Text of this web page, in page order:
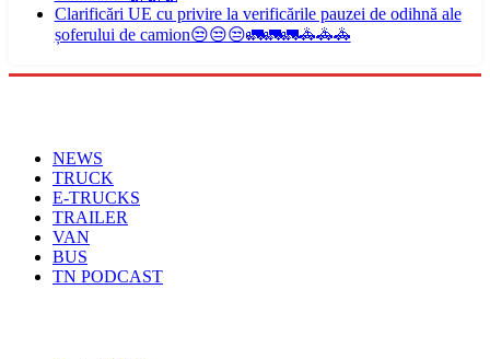
Clarificări UE cu privire la verificările pauzei de odihnă ale
șoferului de camion😒😒😒🚛🚛🚛🚓🚓🚓
NEWS
TRUCK
E-TRUCKS
TRAILER
VAN
BUS
TN PODCAST